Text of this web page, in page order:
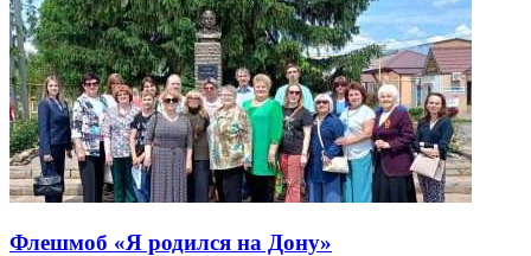
Флешмоб «Я родился на Дону»